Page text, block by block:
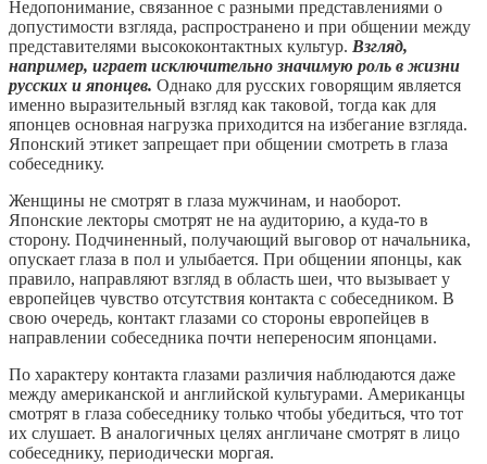
Недопонимание, связанное с разными представлениями о
допустимости взгляда, распространено и при общении между
представителями высококонтактных культур. Взгляд,
например, играет исключительно значимую роль в жизни
русских и японцев. Однако для русских говорящим является
именно выразительный взгляд как таковой, тогда как для
японцев основная нагрузка приходится на избегание взгляда.
Японский этикет запрещает при общении смотреть в глаза
собеседнику.
Женщины не смотрят в глаза мужчинам, и наоборот.
Японские лекторы смотрят не на аудиторию, а куда-то в
сторону. Подчиненный, получающий выговор от начальника,
опускает глаза в пол и улыбается. При общении японцы, как
правило, направляют взгляд в область шеи, что вызывает у
европейцев чувство отсутствия контакта с собеседником. В
свою очередь, контакт глазами со стороны европейцев в
направлении собеседника почти непереносим японцами.
По характеру контакта глазами различия наблюдаются даже
между американской и английской культурами. Американцы
смотрят в глаза собеседнику только чтобы убедиться, что тот
их слушает. В аналогичных целях англичане смотрят в лицо
собеседнику, периодически моргая.